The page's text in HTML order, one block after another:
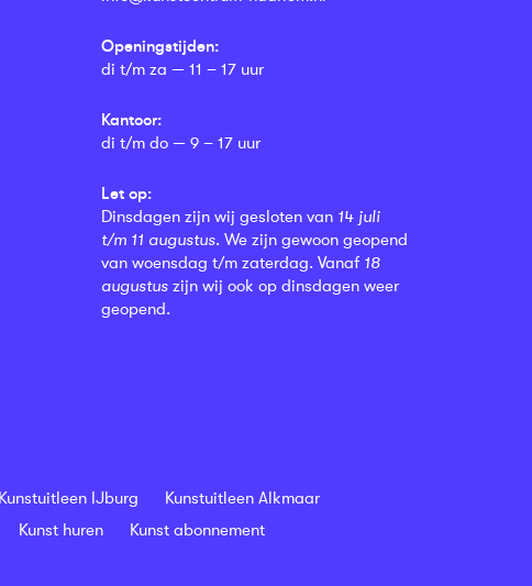
Openingstijden:
di t/m za — 11 – 17 uur
Kantoor:
di t/m do — 9 – 17 uur
Let op:
Dinsdagen zijn wij gesloten van 14 juli
t/m 11 augustus. We zijn gewoon geopend
van woensdag t/m zaterdag. Vanaf 18
augustus zijn wij ook op dinsdagen weer
geopend.
Kunstuitleen IJburg
Kunstuitleen Alkmaar
Kunst huren Kunst abonnement